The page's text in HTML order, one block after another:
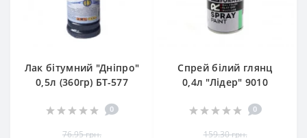
Лак бітумний "Дніпро"
0,5л (360гр) БТ-577
0
76.95 грн.
Спрей білий глянц
0,4л "Лідер" 9010
0
159.30 грн.